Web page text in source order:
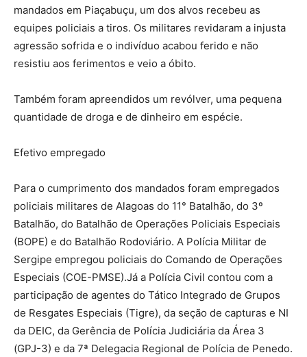
mandados em Piaçabuçu, um dos alvos recebeu as
equipes policiais a tiros. Os militares revidaram a injusta
agressão sofrida e o indivíduo acabou ferido e não
resistiu aos ferimentos e veio a óbito.
Também foram apreendidos um revólver, uma pequena
quantidade de droga e de dinheiro em espécie.
Efetivo empregado
Para o cumprimento dos mandados foram empregados
policiais militares de Alagoas do 11° Batalhão, do 3º
Batalhão, do Batalhão de Operações Policiais Especiais
(BOPE) e do Batalhão Rodoviário. A Polícia Militar de
Sergipe empregou policiais do Comando de Operações
Especiais (COE-PMSE).Já a Polícia Civil contou com a
participação de agentes do Tático Integrado de Grupos
de Resgates Especiais (Tigre), da seção de capturas e NI
da DEIC, da Gerência de Polícia Judiciária da Área 3
(GPJ-3) e da 7ª Delegacia Regional de Polícia de Penedo.